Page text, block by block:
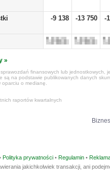
-9 138 -13 750 -
»
finansowych lub jednostkowych,
są na podstawie publikowanych danych
o medianę.
raportów kwartalnych
Polityka prywatności • Regulamin •
jakichkolwiek transakcji, ani